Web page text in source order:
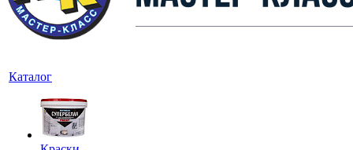
Каталог